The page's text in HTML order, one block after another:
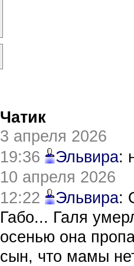
Чатик
3 апреля 2026
19:36
Эльвира:
10 апреля 2026
12:22
Эльвира:
Габо... Галя
осенью она
сын, что мамы